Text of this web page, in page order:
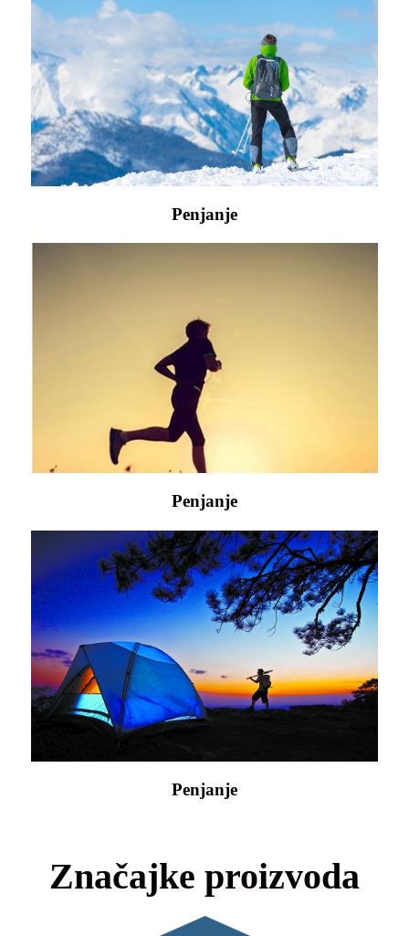
Penjanje
Penjanje
Penjanje
Značajke proizvoda